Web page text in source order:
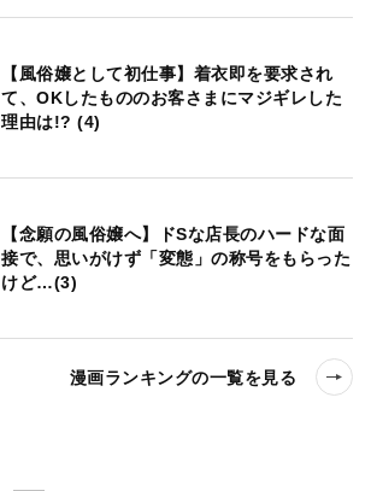
【風俗嬢として初仕事】着衣即を要求され
て、OKしたもののお客さまにマジギレした
理由は!? (4)
【念願の風俗嬢へ】ドSな店長のハードな面
接で、思いがけず「変態」の称号をもらった
けど…(3)
漫画ランキングの一覧を見る